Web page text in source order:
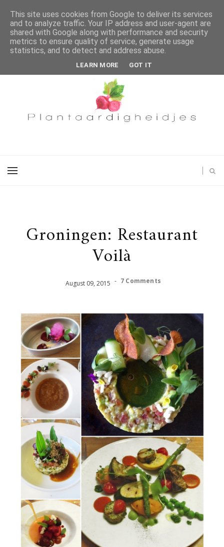
Groningen: Restaurant
Voilà
August 09, 2015 - 7 Comments
This site uses cookies from Google to deliver its services
and to analyze traffic. Your IP address and user-agent are
shared with Google along with performance and security
metrics to ensure quality of service, generate usage
statistics, and to detect and address abuse.
LEARN MORE GOT IT